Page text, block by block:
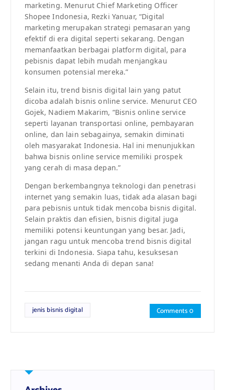
marketing. Menurut Chief Marketing Officer
Shopee Indonesia, Rezki Yanuar, “Digital
marketing merupakan strategi pemasaran yang
efektif di era digital seperti sekarang. Dengan
memanfaatkan berbagai platform digital, para
pebisnis dapat lebih mudah menjangkau
konsumen potensial mereka.”
Selain itu, trend bisnis digital lain yang patut
dicoba adalah bisnis online service. Menurut CEO
Gojek, Nadiem Makarim, “Bisnis online service
seperti layanan transportasi online, pembayaran
online, dan lain sebagainya, semakin diminati
oleh masyarakat Indonesia. Hal ini menunjukkan
bahwa bisnis online service memiliki prospek
yang cerah di masa depan.”
Dengan berkembangnya teknologi dan penetrasi
internet yang semakin luas, tidak ada alasan bagi
para pebisnis untuk tidak mencoba bisnis digital.
Selain praktis dan efisien, bisnis digital juga
memiliki potensi keuntungan yang besar. Jadi,
jangan ragu untuk mencoba trend bisnis digital
terkini di Indonesia. Siapa tahu, kesuksesan
sedang menanti Anda di depan sana!
jenis bisnis digital Comments 0